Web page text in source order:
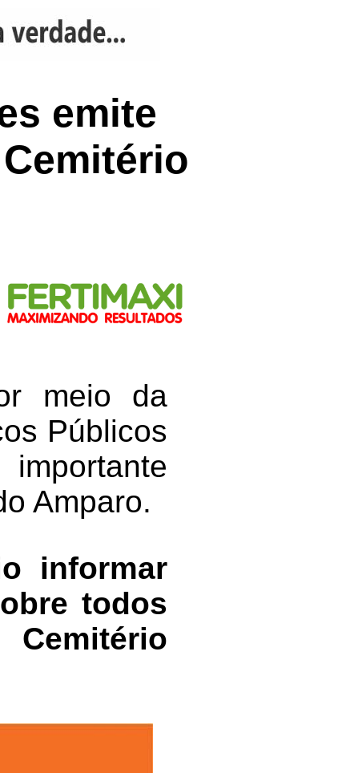
emite
meio da
Públicos
Amparo.
informar
todos